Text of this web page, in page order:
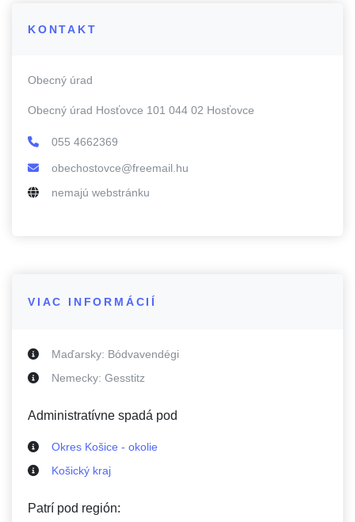
KONTAKT
Obecný úrad
Obecný úrad Hosťovce 101 044 02 Hosťovce
055 4662369
obechostovce@freemail.hu
nemajú webstránku
VIAC INFORMÁCIÍ
Maďarsky: Bódvavendégi
Nemecky: Gesstitz
Administratívne spadá pod
Okres Košice - okolie
Košický kraj
Patrí pod región: